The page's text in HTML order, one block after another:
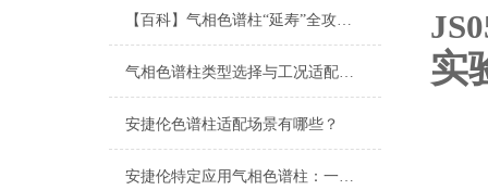
【百科】气相色谱柱“延寿”全攻略：从正确安装、老化到日常维护的每一步
气相色谱柱类型选择与工况适配指南
安捷伦色谱柱适配场景有哪些？
安捷伦特定应用气相色谱柱：一站式解决复杂分析难题
实